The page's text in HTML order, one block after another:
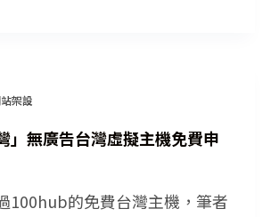
架設
」無廣告台灣虛擬主機免費申
100hub的免費台灣主機，筆者